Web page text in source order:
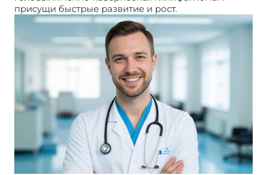
присущи быстрые развитие и рост.